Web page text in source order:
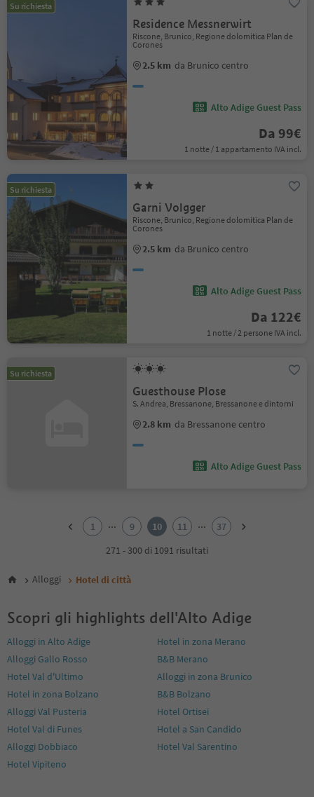
Su richiesta
Residence Messnerwirt
Riscone, Brunico, Regione dolomitica Plan de
Corones
2.5 km da Brunico centro
Alto Adige Guest Pass
Da 99€
1 notte / 1 appartamento IVA incl.
Su richiesta
Garni Volgger
Riscone, Brunico, Regione dolomitica Plan de
Corones
2.5 km da Brunico centro
Alto Adige Guest Pass
Da 122€
1 notte / 2 persone IVA incl.
Su richiesta
Guesthouse Plose
S. Andrea, Bressanone, Bressanone e dintorni
2.8 km da Bressanone centro
Alto Adige Guest Pass
6
9
11
12
13
14
16
17
18
19
1 ... 9 10 11 ...
37
271 - 300 di 1091 risultati
Alloggi Hotel di città
Scopri gli highlights dell'Alto Adige
Alloggi in Alto Adige
Hotel in zona Merano
Alloggi Gallo Rosso
B&B Merano
Hotel Val d'Ultimo
Alloggi in zona Brunico
Hotel in zona Bolzano
B&B Bolzano
Alloggi Val Pusteria
Hotel Ortisei
Hotel Val di Funes
Hotel a San Candido
Alloggi Dobbiaco
Hotel Val Sarentino
Hotel Vipiteno